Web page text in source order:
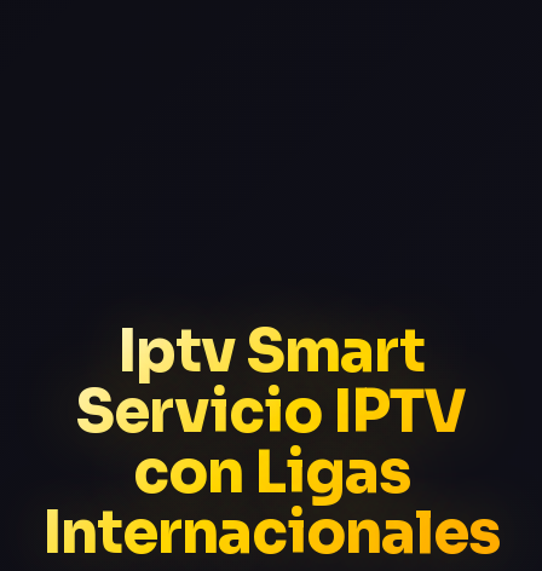
Iptv Smart
Servicio IPTV
con Ligas
Internacionales